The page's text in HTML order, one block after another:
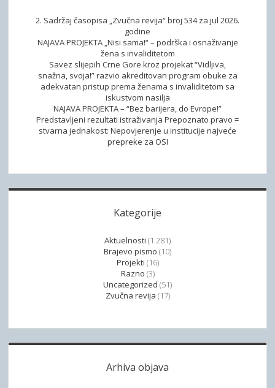
2. Sadržaj časopisa „Zvučna revija“ broj 534 za jul 2026.
godine
NAJAVA PROJEKTA „Nisi sama!“ – podrška i osnaživanje
žena s invaliditetom
Savez slijepih Crne Gore kroz projekat “Vidljiva,
snažna, svoja!” razvio akreditovan program obuke za
adekvatan pristup prema ženama s invaliditetom sa
iskustvom nasilja
NAJAVA PROJEKTA – “Bez barijera, do Evrope!”
Predstavljeni rezultati istraživanja Prepoznato pravo =
stvarna jednakost: Nepovjerenje u institucije najveće
prepreke za OSI
Kategorije
Aktuelnosti (1.281)
Brajevo pismo (10)
Projekti (16)
Razno (3)
Uncategorized (51)
Zvučna revija (17)
Arhiva objava